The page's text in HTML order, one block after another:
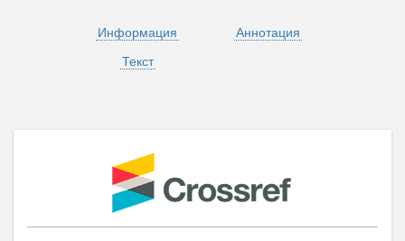
Информация
Аннотация
Текст